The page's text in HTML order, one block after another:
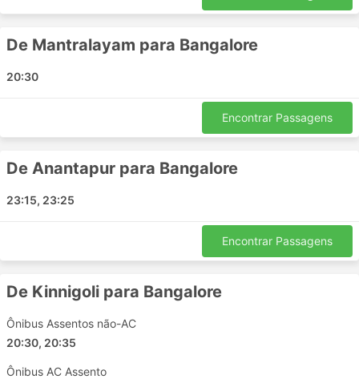
De Mantralayam para Bangalore
20:30
Encontrar Passagens
De Anantapur para Bangalore
23:15, 23:25
Encontrar Passagens
De Kinnigoli para Bangalore
Ônibus Assentos não-AC
20:30, 20:35
Ônibus AC Assento